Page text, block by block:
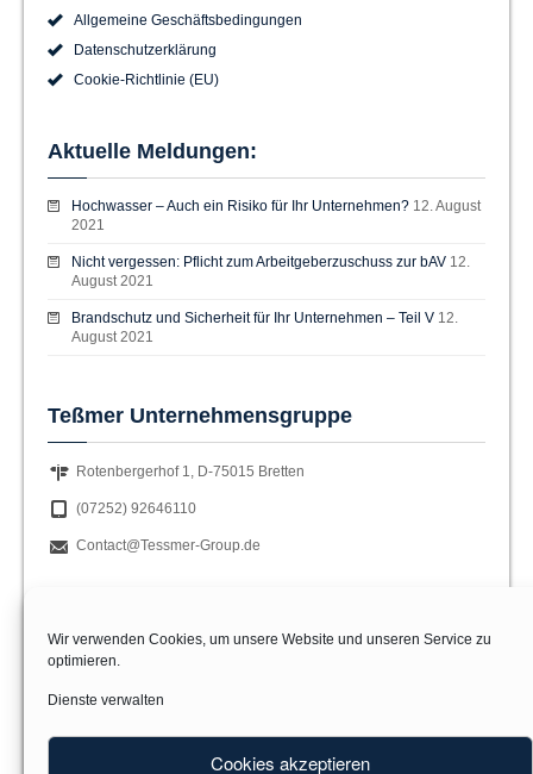
Wir verwenden Cookies, um unsere Website und unseren Service zu
optimieren.
Dienste verwalten
Cookies akzeptieren
Allgemeine Geschäftsbedingungen
Datenschutzerklärung
Cookie-Richtlinie (EU)
Aktuelle Meldungen:
Hochwasser – Auch ein Risiko für Ihr Unternehmen? 12. August
2021
Nicht vergessen: Pflicht zum Arbeitgeberzuschuss zur bAV 12.
August 2021
Brandschutz und Sicherheit für Ihr Unternehmen – Teil V 12.
August 2021
Teßmer Unternehmensgruppe
Rotenbergerhof 1, D-75015 Bretten
(07252) 92646110
Contact@Tessmer-Group.de